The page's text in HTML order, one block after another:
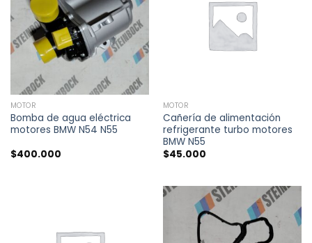
MOTOR
Bomba de agua eléctrica
motores BMW N54 N55
$400.000
MOTOR
Cañería de alimentación
refrigerante turbo motores
BMW N55
$45.000